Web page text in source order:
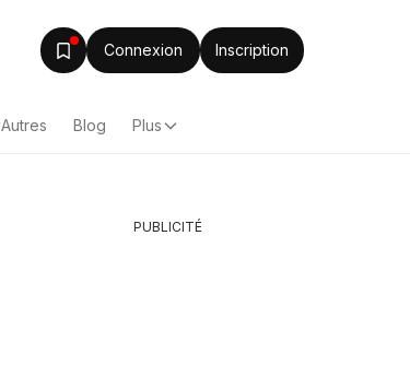
Connexion Inscription
Autres Blog Plus
PUBLICITÉ